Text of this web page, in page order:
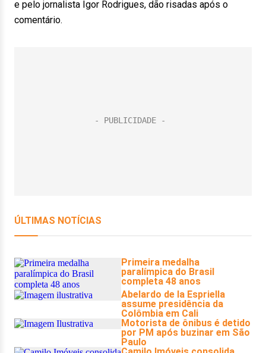
e pelo jornalista Igor Rodrigues, dão risadas após o
comentário.